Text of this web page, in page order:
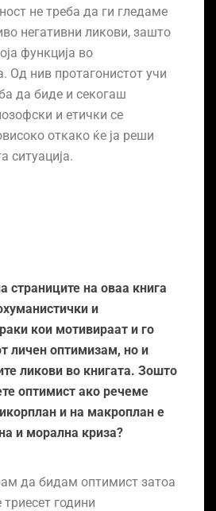
не треба да ги гледаме
негативни ликови, зашто
функција во
Од нив протагонистот учи
да биде и секогаш
и етички се
откако ќе ја реши
ситуација.
страниците на оваа книга
и
кои мотивираат и го
личен оптимизам, но и
ликови во книгата. Зошто
оптимист ако речеме
и на макроплан е
и морална криза?
да бидам оптимист затоа
години